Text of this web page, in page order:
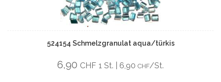
524154 Schmelzgranulat aqua/türkis
6,90 CHF 1 St. | 6,90 CHF/St.